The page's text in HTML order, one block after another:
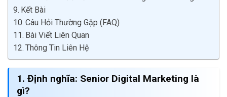
Kết Bài
Câu Hỏi Thường Gặp (FAQ)
Bài Viết Liên Quan
Thông Tin Liên Hệ
1. Định nghĩa: Senior Digital Marketing là
gì?